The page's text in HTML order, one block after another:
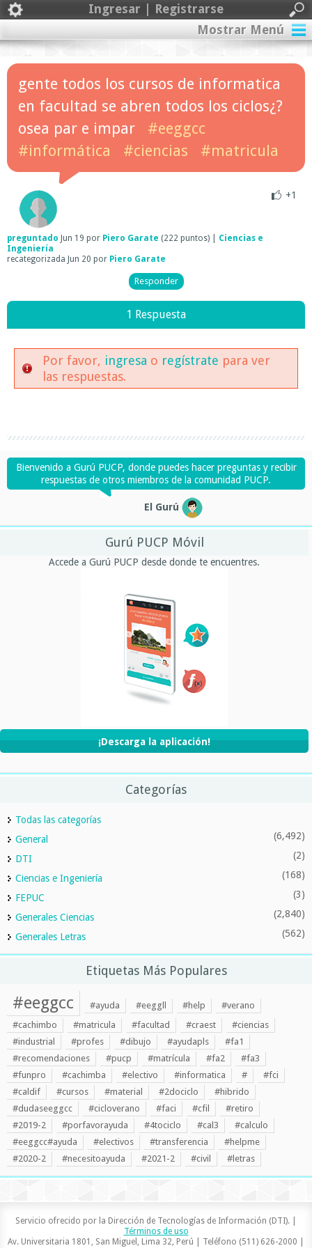
Ingresar | Registrarse
Mostrar Menú
gente todos los cursos de informatica
en facultad se abren todos los ciclos¿?
osea par e impar
#eeggcc
#informática
#ciencias #matricula
+1
preguntado Jun 19 por Piero Garate (222 puntos)
Ciencias e
Ingeniería
recategorizada Jun 20 por Piero Garate
1 Respuesta
Por favor, ingresa o regístrate para ver
las respuestas.
Bienvenido a Gurú PUCP, donde puedes hacer preguntas y recibir
respuestas de otros miembros de la comunidad PUCP.
El Gurú
Gurú PUCP Móvil
Accede a Gurú PUCP desde donde te encuentres.
¡Descarga la aplicación!
Categorías
Todas las categorías
General
(6,492)
DTI (2)
Ciencias e Ingeniería (168)
FEPUC (3)
Generales Ciencias (2,840)
Generales Letras (562)
Etiquetas Más Populares
#eeggcc #ayuda #eeggll #help
#verano
#cachimbo
#matricula #facultad #craest
#ciencias
#industrial
#profes #dibujo #ayudapls
#fa1
#recomendaciones
#pucp #matrícula #fa2
#fa3
#funpro
#cachimba #electivo #informatica #
#fci
#caldif
#cursos #material #2dociclo
#hibrido
#dudaseeggcc
#cicloverano #faci #cfil
#retiro
#2019-2
#porfavorayuda #4tociclo #cal3
#calculo
#eeggcc#ayuda
#electivos #transferencia
#helpme
#2020-2
#necesitoayuda #2021-2 #civil #letras
Servicio ofrecido por la Dirección de Tecnologías de Información (DTI). |
Términos de uso
Av. Universitaria 1801, San Miguel, Lima 32, Perú | Teléfono (511) 626-2000 |